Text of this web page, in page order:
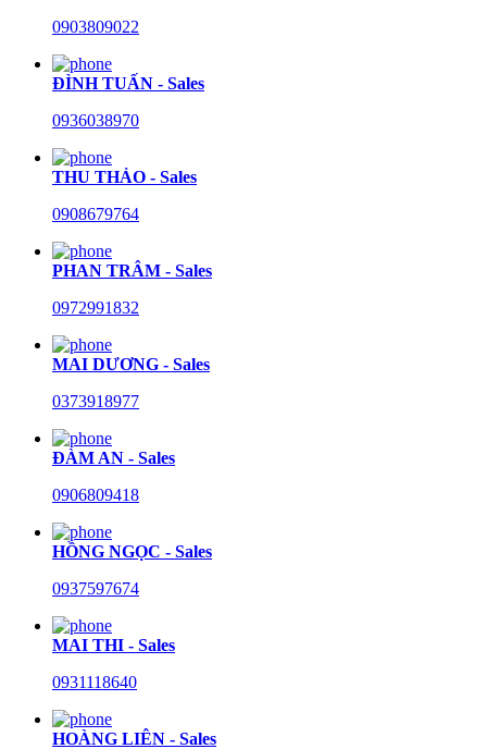
0903809022
ĐÌNH TUẤN - Sales
0936038970
THU THẢO - Sales
0908679764
PHAN TRÂM - Sales
0972991832
MAI DƯƠNG - Sales
0373918977
ĐÀM AN - Sales
0906809418
HỒNG NGỌC - Sales
0937597674
MAI THI - Sales
0931118640
HOÀNG LIÊN - Sales